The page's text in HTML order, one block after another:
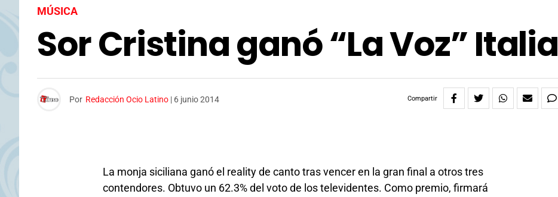
MÚSICA
Sor Cristina ganó “La Voz” Italia
Por Redacción Ocio Latino | 6 junio 2014 Compartir
La monja siciliana ganó el reality de canto tras vencer en la gran final a otros tres
contendores. Obtuvo un 62.3% del voto de los televidentes. Como premio, firmará